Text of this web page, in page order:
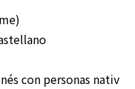
con personas nativ